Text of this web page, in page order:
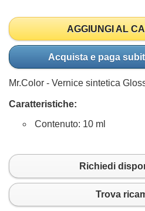
AGGIUNGI AL
Acquista e paga
Mr.Color - Vernice sintetica
Caratteristiche:
Contenuto: 10 ml
Richiedi
Trova